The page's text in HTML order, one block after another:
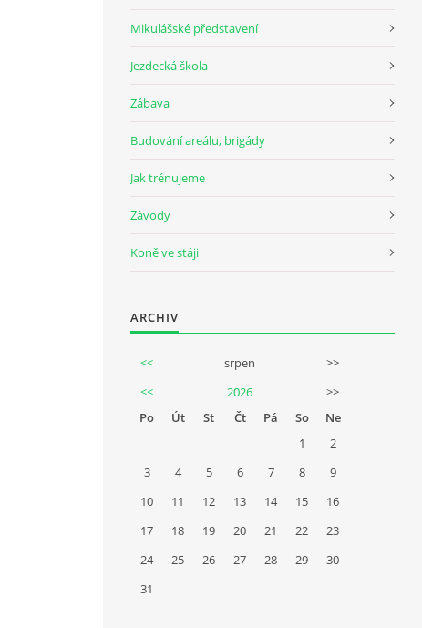
Mikulášské představení
Jezdecká škola
Zábava
Budování areálu, brigády
Jak trénujeme
Závody
Koně ve stáji
ARCHIV
<< srpen
>>
<<
2026
>>
Po
Út St Čt Pá So
Ne
1
2
3
4 5 6 7 8
9
10
11 12 13 14 15
16
17
18 19 20 21 22
23
24
25 26 27 28 29
30
31